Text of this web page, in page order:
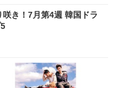
き！7月第4週 韓国ドラ